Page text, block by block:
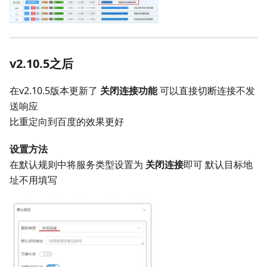
v2.10.5之后
在v2.10.5版本更新了 关闭连接功能可以直接切断连接不发
送响应
比重定向到百度的效果更好
设置方法
在默认规则中将服务类型设置为 关闭连接即可 默认目标地
址不用填写